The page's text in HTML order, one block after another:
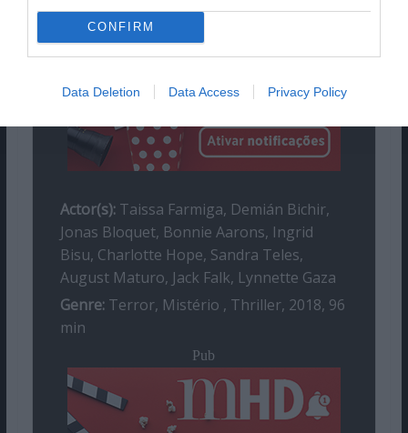
CONFIRM
Data Deletion Data Access Privacy Policy
Actor(s):Taissa Farmiga, Demián Bichir,
Jonas Bloquet, Bonnie Aarons, Ingrid
Bisu, Charlotte Hope, Sandra Teles,
August Maturo, Jack Falk, Lynnette Gaza
Genre:Terror, Mistério , Thriller, 2018, 96
min
Pub